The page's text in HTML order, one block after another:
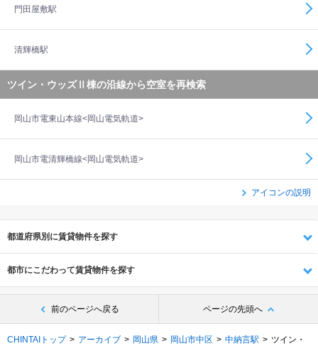
門田屋敷駅
清輝橋駅
ツイン・ウッズⅡ棟の沿線から空室を再検索
岡山市電東山本線<岡山電気軌道>
岡山市電清輝橋線<岡山電気軌道>
アイコンの説明
都道府県別に賃貸物件を探す
都市にこだわって賃貸物件を探す
前のページへ戻る ページの先頭へ
CHINTAIトップ アーカイブ 岡山県 岡山市中区 中納言駅
ツイン・